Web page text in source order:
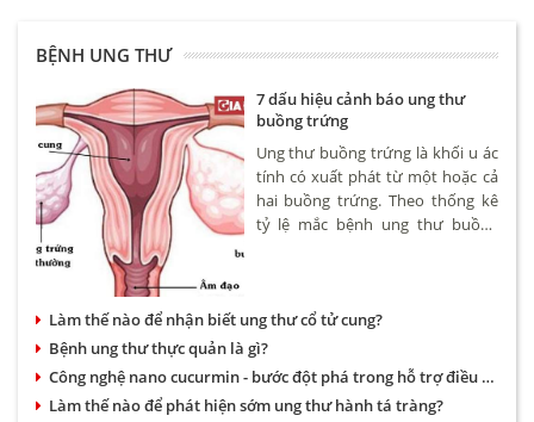
BỆNH UNG THƯ
7 dấu hiệu cảnh báo ung thư
buồng trứng
Ung thư buồng trứng là khối u ác
tính có xuất phát từ một hoặc cả
hai buồng trứng. Theo thống kê
tỷ lệ mắc bệnh ung thư buồng
phụ nữ trên 50.
Làm thế nào để nhận biết ung thư cổ tử cung?
Bệnh ung thư thực quản là gì?
Công nghệ nano cucurmin - bước đột phá trong hỗ trợ điều trị bệnh dạ dày và ung thư
Làm thế nào để phát hiện sớm ung thư hành tá tràng?